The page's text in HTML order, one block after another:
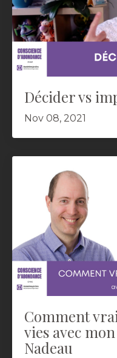
Décider vs
Nov 08, 2021
Comment
vies avec
Nadeau